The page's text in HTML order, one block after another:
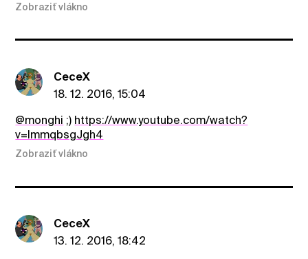
Zobraziť vlákno
CeceX
18. 12. 2016, 15:04
@monghi ;) https://www.youtube.com/watch?
v=lmmqbsgJgh4
Zobraziť vlákno
CeceX
13. 12. 2016, 18:42